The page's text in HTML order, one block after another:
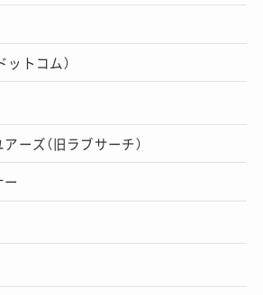
ットコム）
ーズ（旧ラブサーチ）